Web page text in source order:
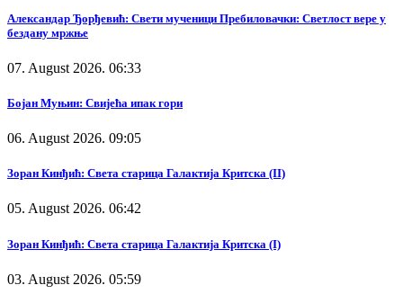
Александар Ђорђевић: Свети мученици Пребиловачки: Светлост вере у
бездану мржње
07. August 2026. 06:33
Бојан Муњин: Свијећа ипак гори
06. August 2026. 09:05
Зоран Кинђић: Света старица Галактија Критска (II)
05. August 2026. 06:42
Зоран Кинђић: Света старица Галактија Критска (I)
03. August 2026. 05:59